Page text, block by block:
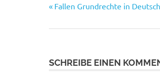
Vorheriger
Fallen Grundrechte in
SCHREIBE EINEN